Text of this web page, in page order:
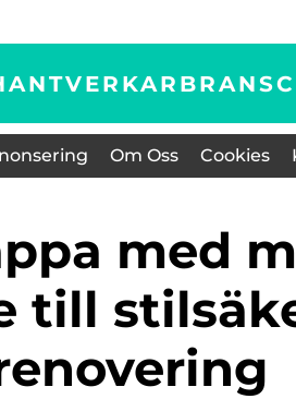
Om Oss Cookies
till